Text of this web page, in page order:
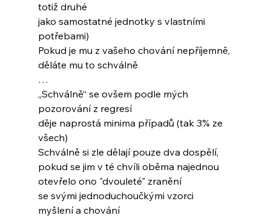
totiž druhé
jako samostatné jednotky s vlastními
potřebami)
Pokud je mu z vašeho chování nepříjemně,
děláte mu to schválně
…
„Schválně“ se ovšem podle mých
pozorování z regresí
děje naprostá minima případů (tak 3% ze
všech)
Schválně si zle dělají pouze dva dospělí,
pokud se jim v té chvíli oběma najednou
otevřelo ono "dvouleté" zranění
se svými jednoduchoučkými vzorci
myšlení a chování